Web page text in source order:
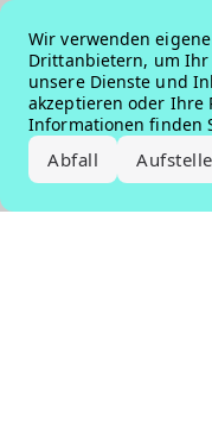
Wir verwenden
Drittanbietern, um
unsere Dienste und
akzeptieren oder Ihre
Informationen finden
Abfall
Error